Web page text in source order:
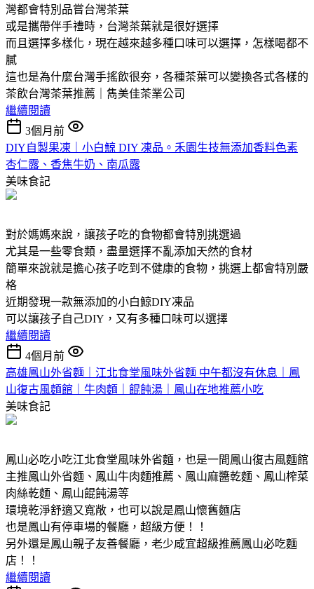
灣都會特別品嘗台灣茶葉
或是攜帶伴手禮時，台灣茶葉就是很好選擇
而且選擇多樣化，現在越來越多種口味可以選擇，怎樣喝都不
膩
這也是為什麼台灣手搖飲很夯，各種茶葉可以變換各式各樣的
茶飲台灣茶葉推薦｜雋美佳茶業公司
繼續閱讀
3個月前
DIY自製果凍｜小白鯨 DIY 凍品。禾園生技無添加香料色素
杏仁露、香焦牛奶、南瓜露
美味食記
對於媽媽來說，讓孩子吃的食物都會特別挑選過
尤其是一些零食類，盡量選擇不亂添加天然的食材
簡單來說就是擔心孩子吃到不健康的食物，挑選上都會特別嚴
格
近期發現一款無添加的小白鯨DIY凍品
可以讓孩子自己DIY，又有多種口味可以選擇
繼續閱讀
4個月前
高雄鳳山外省麵｜江北食堂風味外省麵 中午都沒有休息｜鳳
山復古風麵館｜牛肉麵｜餛飩湯｜鳳山在地推薦小吃
美味食記
鳳山必吃小吃江北食堂風味外省麵，也是一間鳳山復古風麵館
主推鳳山外省麵、鳳山牛肉麵推薦、鳳山麻醬乾麵、鳳山榨菜
肉絲乾麵、鳳山餛飩湯等
環境乾淨舒適又寬敞，也可以說是鳳山懷舊麵店
也是鳳山有停車場的餐廳，超級方便！！
另外還是鳳山親子友善餐廳，老少咸宜超級推薦鳳山必吃麵
店！！
繼續閱讀